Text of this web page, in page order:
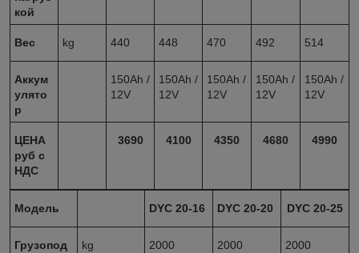
кой
Вес kg 440 448 470 492 514
Аккум
улято
р
150Ah /
12V
150Ah /
12V
150Ah /
12V
150Ah /
12V
150Ah /
12V
ЦЕНА
руб с
НДС
3690 4100 4350 4680 4990
Модель DYC 20-16 DYC 20-20 DYC 20-25
Грузопод
kg 2000 2000 2000